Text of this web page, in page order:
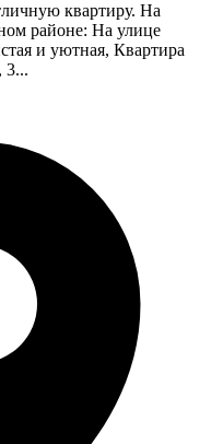
квартиру. На
районе: На улице
и уютная, Квартира
3...